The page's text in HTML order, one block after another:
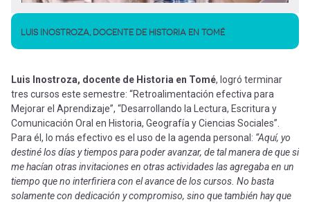
LUIS INOSTROZA, DOCENTE DE HISTORIA EN TOMÉ
Luis Inostroza, docente de Historia en Tomé, logró terminar
tres cursos este semestre: “Retroalimentación efectiva para
Mejorar el Aprendizaje”, “Desarrollando la Lectura, Escritura y
Comunicación Oral en Historia, Geografía y Ciencias Sociales”.
Para él, lo más efectivo es el uso de la agenda personal: “Aquí, yo
destiné los días y tiempos para poder avanzar, de tal manera de que si
me hacían otras invitaciones en otras actividades las agregaba en un
tiempo que no interfiriera con el avance de los cursos. No basta
solamente con dedicación y compromiso, sino que también hay que